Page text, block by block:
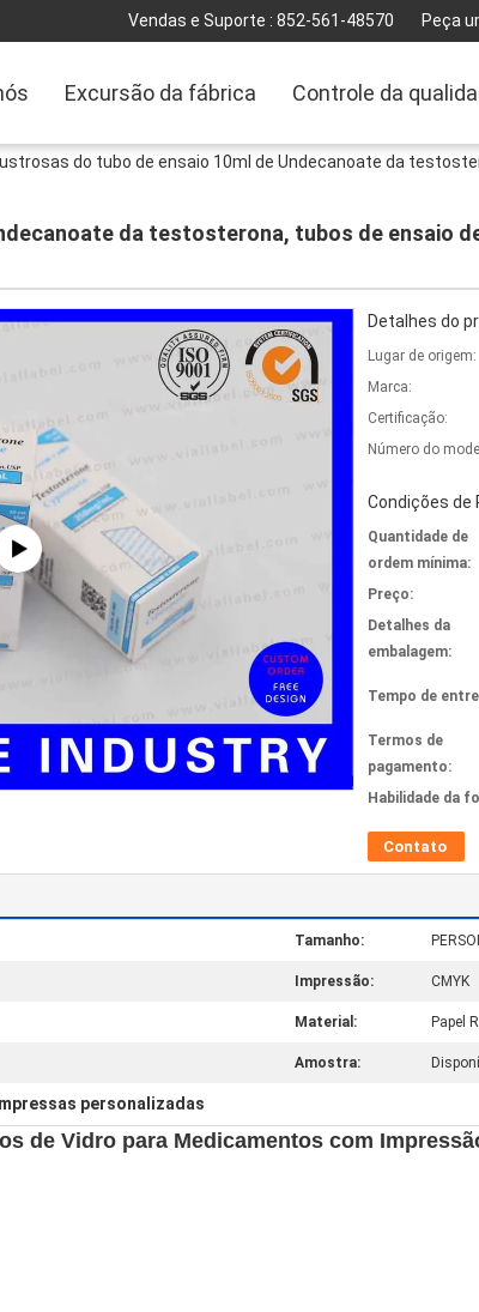
Vendas e Suporte : 852-561-48570 Peça
Excursão da fábrica Controle da
do tubo de ensaio 10ml de Undecanoate da
da testosterona, tubos de ensaio
Detalhes do
Lugar de origem:
Marca:
Certificação:
Número do
Condições de
Quantidade de
ordem mínima:
Preço:
Detalhes da
embalagem:
Tempo de
Termos de
pagamento:
Habilidade da
Contato
Tamanho:
Impressão: CMYK
Material: Papel
Amostra:
personalizadas
de Vidro para Medicamentos com